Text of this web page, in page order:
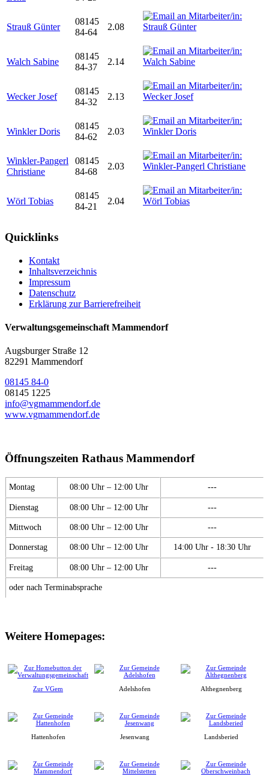
Strauß Günter
08145
84-64
2.08
Walch Sabine
08145
84-37
2.14
Wecker Josef
08145
84-32
2.13
Winkler Doris
08145
84-62
2.03
Winkler-Pangerl
Christiane
08145
84-68
2.03
Wörl Tobias
08145
84-21
2.04
Quicklinks
Kontakt
Inhaltsverzeichnis
Impressum
Datenschutz
Erklärung zur Barrierefreiheit
Verwaltungsgemeinschaft Mammendorf
Augsburger Straße 12
82291 Mammendorf
08145 84-0
08145 1225
info@vgmammendorf.de
www.vgmammendorf.de
Öffnungszeiten Rathaus Mammendorf
Montag 08:00 Uhr – 12:00 Uhr ---
Dienstag 08:00 Uhr – 12:00 Uhr ---
Mittwoch 08:00 Uhr – 12:00 Uhr ---
Donnerstag 08:00 Uhr – 12:00 Uhr 14:00 Uhr - 18:30 Uhr
Freitag 08:00 Uhr – 12:00 Uhr ---
oder nach Terminabsprache
Weitere Homepages:
Zur VGem Adelshofen Althegnenberg
Hattenhofen Jesenwang Landsberied